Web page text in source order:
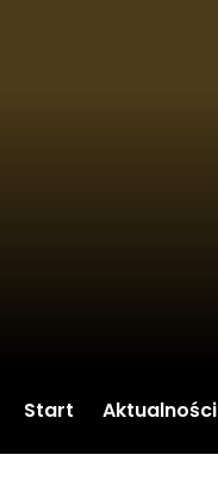
Start Aktualności